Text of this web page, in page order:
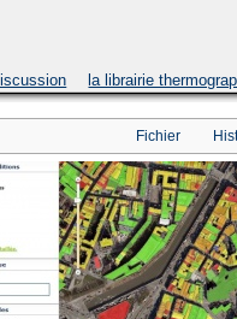
la librairie
Fichier